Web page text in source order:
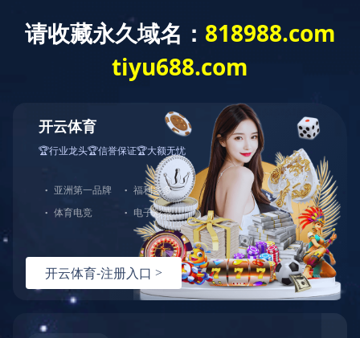
创新创优
实用新型专利：一种快速检验基坑下柱墩精度的
检查尺
发布时间：2025-03-18 13:54:22 ／ 浏览：1119